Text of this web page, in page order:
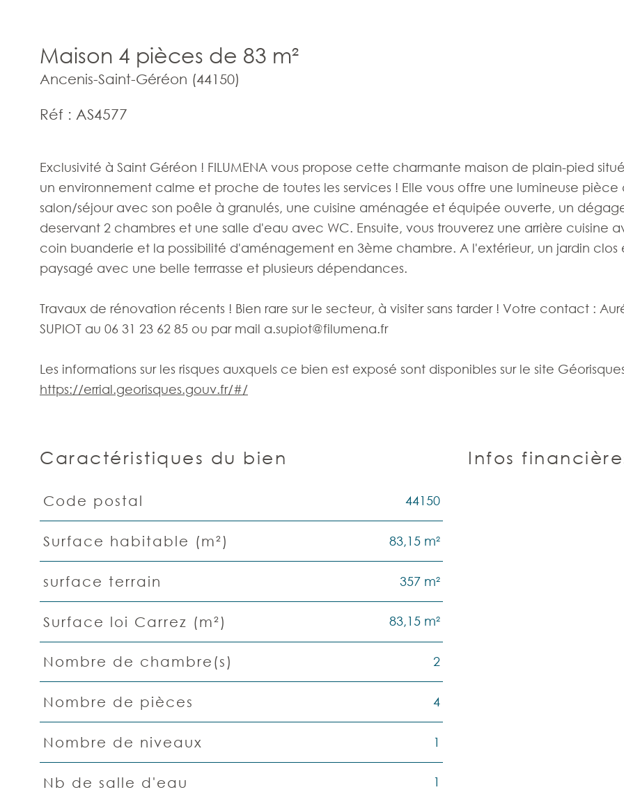
Maison 4 pièces de 83 m²
Ancenis-Saint-Géréon (44150)
Réf : AS4577
Exclusivité à Saint Géréon ! FILUMENA vous propose cette charmante maison de plain-pied
un environnement calme et proche de toutes les services ! Elle vous offre une lumineuse pièce
salon/séjour avec son poêle à granulés, une cuisine aménagée et équipée ouverte, un
deservant 2 chambres et une salle d'eau avec WC. Ensuite, vous trouverez une arrière cuisine
coin buanderie et la possibilité d'aménagement en 3ème chambre. A l'extérieur, un jardin clos
paysagé avec une belle terrrasse et plusieurs dépendances.
Travaux de rénovation récents ! Bien rare sur le secteur, à visiter sans tarder ! Votre contact :
SUPIOT au 06 31 23 62 85 ou par mail a.supiot@filumena.fr
Les informations sur les risques auxquels ce bien est exposé sont disponibles sur le site
https://errial.georisques.gouv.fr/#/
Caractéristiques du bien
Caractéristiques
Code postal 44150
Surface habitable (m²) 83,15 m²
surface terrain 357 m²
Surface loi Carrez (m²) 83,15 m²
Nombre de chambre(s) 2
Nombre de pièces 4
Nombre de niveaux 1
Nb de salle d'eau 1
Infos